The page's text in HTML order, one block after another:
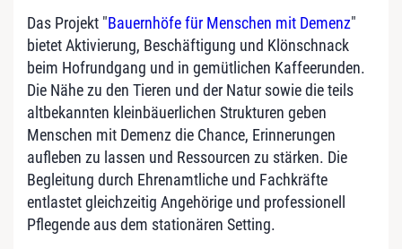
Das Projekt "Bauernhöfe für Menschen mit Demenz"
bietet Aktivierung, Beschäftigung und Klönschnack
beim Hofrundgang und in gemütlichen Kaffeerunden.
Die Nähe zu den Tieren und der Natur sowie die teils
altbekannten kleinbäuerlichen Strukturen geben
Menschen mit Demenz die Chance, Erinnerungen
aufleben zu lassen und Ressourcen zu stärken. Die
Begleitung durch Ehrenamtliche und Fachkräfte
entlastet gleichzeitig Angehörige und professionell
Pflegende aus dem stationären Setting.